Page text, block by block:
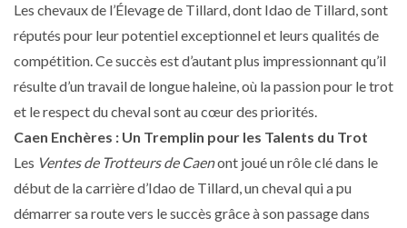
Les chevaux de l’Élevage de Tillard, dont Idao de Tillard, sont
réputés pour leur potentiel exceptionnel et leurs qualités de
compétition. Ce succès est d’autant plus impressionnant qu’il
résulte d’un travail de longue haleine, où la passion pour le trot
et le respect du cheval sont au cœur des priorités.
Caen Enchères : Un Tremplin pour les Talents du Trot
Les Ventes de Trotteurs de Caenont joué un rôle clé dans le
début de la carrière d’Idao de Tillard, un cheval qui a pu
démarrer sa route vers le succès grâce à son passage dans